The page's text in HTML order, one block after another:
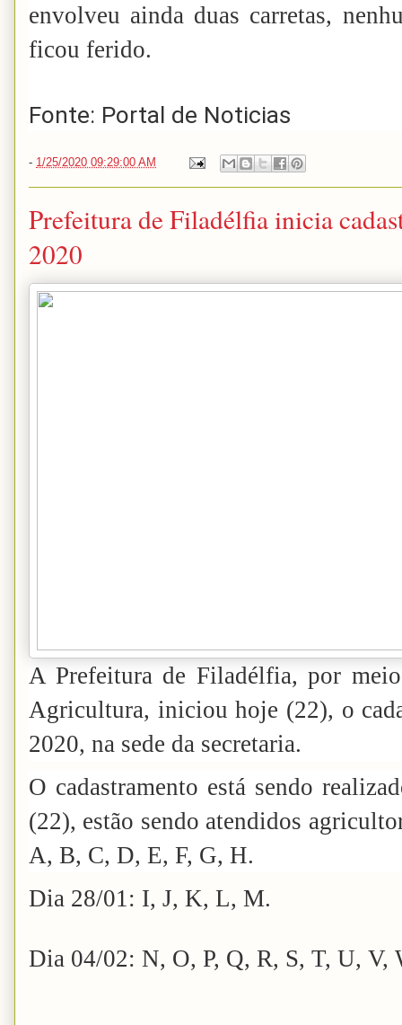
envolveu ainda duas carretas,
ficou ferido.
Fonte: Portal de Noticias
- 1/25/2020 09:29:00 AM
Prefeitura de Filadélfia inicia
2020
A Prefeitura de Filadélfia, por
Agricultura, iniciou hoje (22), o
2020, na sede da secretaria.
O cadastramento está sendo
(22), estão sendo atendidos
A, B, C, D, E, F, G, H.
Dia 28/01: I, J, K, L, M.
Dia 04/02: N, O, P, Q, R, S, T, U, V,